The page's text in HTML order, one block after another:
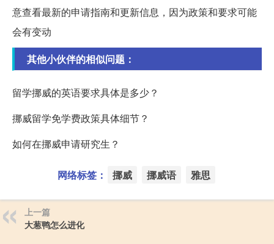
意查看最新的申请指南和更新信息，因为政策和要求可能
会有变动
其他小伙伴的相似问题：
留学挪威的英语要求具体是多少？
挪威留学免学费政策具体细节？
如何在挪威申请研究生？
网络标签： 挪威 挪威语 雅思
上一篇
大葱鸭怎么进化